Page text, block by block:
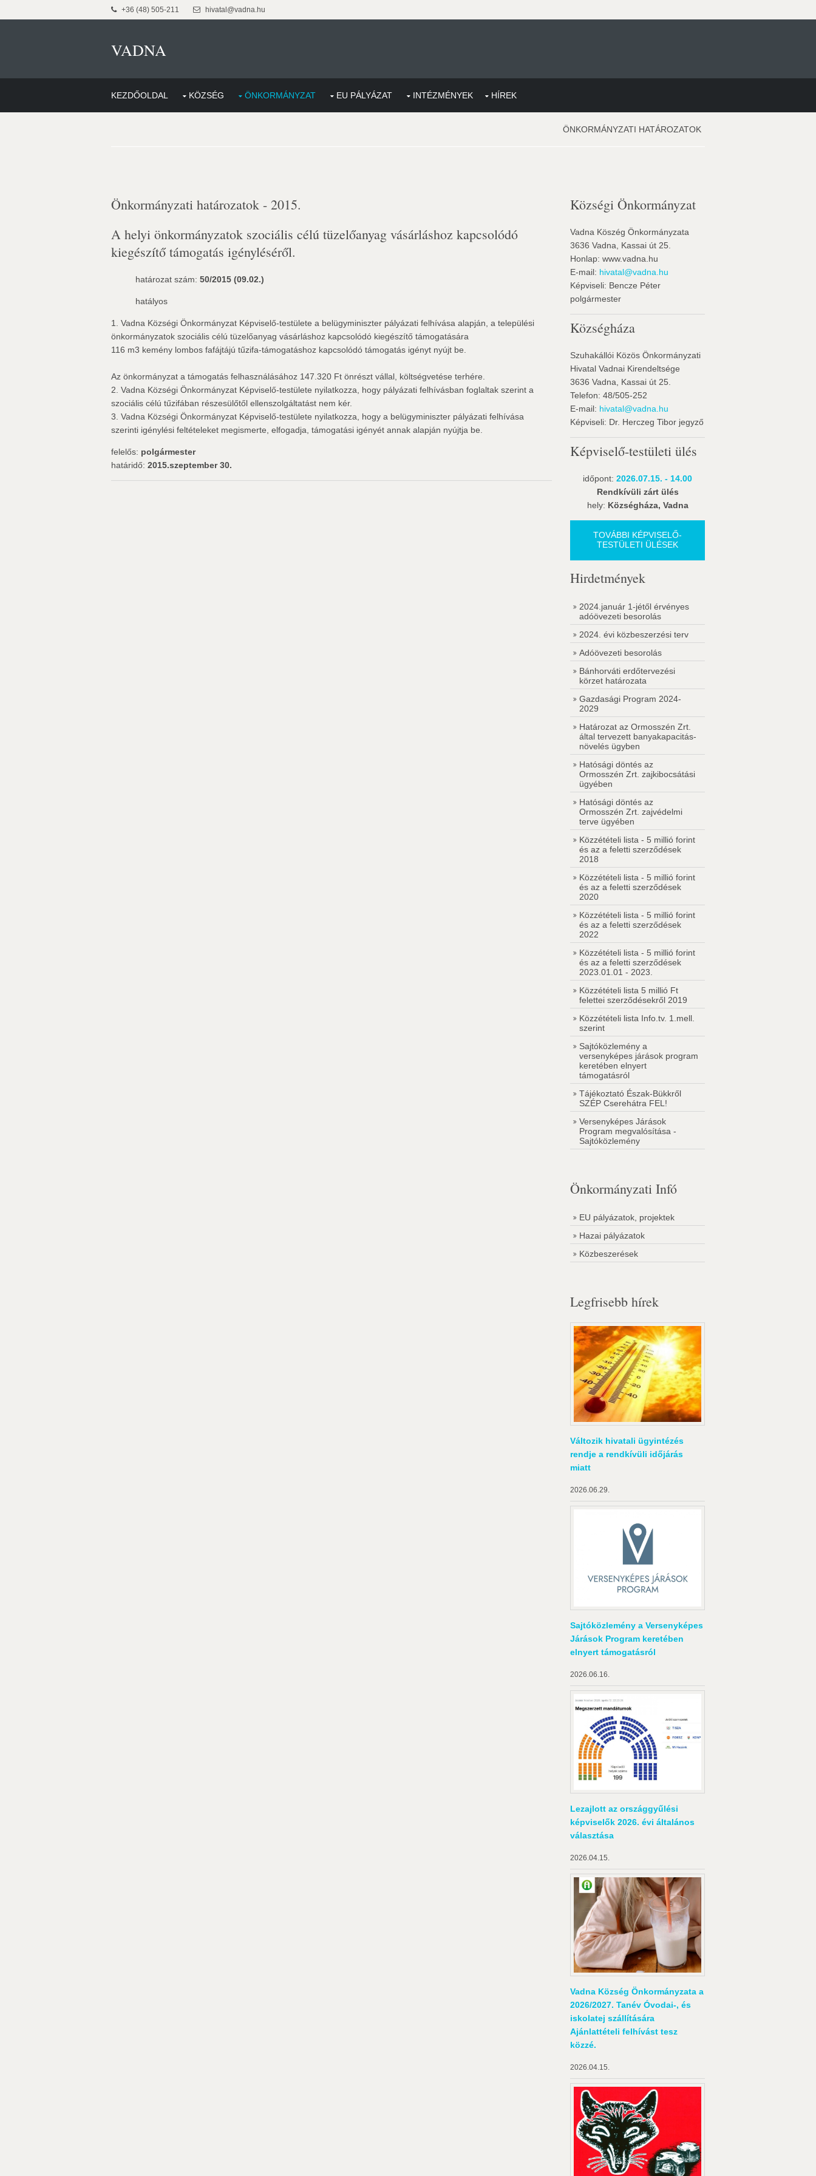
+36 (48) 505-211 hivatal@vadna.hu
VADNA
KEZDŐOLDAL KÖZSÉG ÖNKORMÁNYZAT EU PÁLYÁZAT INTÉZMÉNYEK HÍREK
ÖNKORMÁNYZATI HATÁROZATOK
Önkormányzati határozatok - 2015.
A helyi önkormányzatok szociális célú tüzelőanyag vásárláshoz kapcsolódó
kiegészítő támogatás igényléséről.
határozat szám: 50/2015 (09.02.)
hatályos
1. Vadna Községi Önkormányzat Képviselő-testülete a belügyminiszter pályázati felhívása alapján, a települési
önkormányzatok szociális célú tüzelőanyag vásárláshoz kapcsolódó kiegészítő támogatására
116 m3 kemény lombos fafájtájú tűzifa-támogatáshoz kapcsolódó támogatás igényt nyújt be.
Az önkormányzat a támogatás felhasználásához 147.320 Ft önrészt vállal, költségvetése terhére.
2. Vadna Községi Önkormányzat Képviselő-testülete nyilatkozza, hogy pályázati felhívásban foglaltak szerint a
szociális célú tűzifában részesülőtől ellenszolgáltatást nem kér.
3. Vadna Községi Önkormányzat Képviselő-testülete nyilatkozza, hogy a belügyminiszter pályázati felhívása
szerinti igénylési feltételeket megismerte, elfogadja, támogatási igényét annak alapján nyújtja be.
felelős: polgármester
határidő: 2015.szeptember 30.
Községi Önkormányzat
Vadna Köszég Önkormányzata
3636 Vadna, Kassai út 25.
Honlap: www.vadna.hu
E-mail: hivatal@vadna.hu
Képviseli: Bencze Péter
polgármester
Községháza
Szuhakállói Közös Önkormányzati
Hivatal Vadnai Kirendeltsége
3636 Vadna, Kassai út 25.
Telefon: 48/505-252
E-mail: hivatal@vadna.hu
Képviseli: Dr. Herczeg Tibor jegyző
Képviselő-testületi ülés
időpont: 2026.07.15. - 14.00
Rendkívüli zárt ülés
hely: Községháza, Vadna
TOVÁBBI KÉPVISELŐ-
TESTÜLETI ÜLÉSEK
Hirdetmények
2024.január 1-jétől érvényes
adóövezeti besorolás
2024. évi közbeszerzési terv
Adóövezeti besorolás
Bánhorváti erdőtervezési
körzet határozata
Gazdasági Program 2024-
2029
Határozat az Ormosszén Zrt.
által tervezett banyakapacitás-
növelés ügyben
Hatósági döntés az
Ormosszén Zrt. zajkibocsátási
ügyében
Hatósági döntés az
Ormosszén Zrt. zajvédelmi
terve ügyében
Közzétételi lista - 5 millió forint
és az a feletti szerződések
2018
Közzétételi lista - 5 millió forint
és az a feletti szerződések
2020
Közzétételi lista - 5 millió forint
és az a feletti szerződések
2022
Közzétételi lista - 5 millió forint
és az a feletti szerződések
2023.01.01 - 2023.
Közzétételi lista 5 millió Ft
felettei szerződésekről 2019
Közzétételi lista Info.tv. 1.mell.
szerint
Sajtóközlemény a
versenyképes járások program
keretében elnyert
támogatásról
Tájékoztató Észak-Bükkről
SZÉP Cserehátra FEL!
Versenyképes Járások
Program megvalósítása -
Sajtóközlemény
Önkormányzati Infó
EU pályázatok, projektek
Hazai pályázatok
Közbeszerések
Legfrisebb hírek
Változik hivatali ügyintézés
rendje a rendkívüli időjárás
miatt
2026.06.29.
Sajtóközlemény a Versenyképes
Járások Program keretében
elnyert támogatásról
2026.06.16.
Lezajlott az országgyűlési
képviselők 2026. évi általános
választása
2026.04.15.
Vadna Község Önkormányzata a
2026/2027. Tanév Óvodai-, és
iskolatej szállítására
Ajánlattételi felhívást tesz
közzé.
2026.04.15.